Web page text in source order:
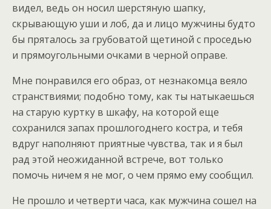
видел, ведь он носил шерстяную шапку,
скрывающую уши и лоб, да и лицо мужчины будто
бы пряталось за грубоватой щетиной с проседью
и прямоугольными очками в черной оправе.
Мне понравился его образ, от незнакомца веяло
странствиями; подобно тому, как ты натыкаешься
на старую куртку в шкафу, на которой еще
сохранился запах прошлогоднего костра, и тебя
вдруг наполняют приятные чувства, так и я был
рад этой неожиданной встрече, вот только
помочь ничем я не мог, о чем прямо ему сообщил.
Не прошло и четверти часа, как мужчина сошел на